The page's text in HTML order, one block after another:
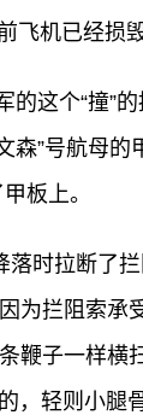
飞机已经损毁
的这个“撞”
森”号航母
板上。
时拉断了
为拦阻索
鞭子一样
，轻则小腿